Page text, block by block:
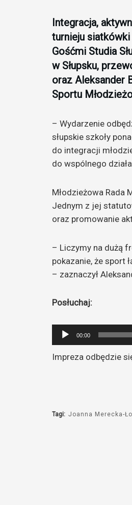
Integracja,
turnieju siatkówki
Gośćmi Studia
w Słupsku,
oraz Aleksander
Sportu
– Wydarzenie
słupskie szkoły
do integracji
do wspólnego
Młodzieżowa Rada
Jednym z jej
oraz promowanie
– Liczymy na dużą
pokazanie, że sport
– zaznaczył
Posłuchaj:
Odtwarzacz
plików
dźwiękowych
00:00
Impreza odbędzie
Tagi: Joanna Merecka-